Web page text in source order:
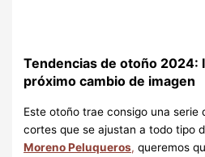
Tendencias de otoño 2024:
próximo cambio de imagen
Este otoño trae consigo una serie
cortes que se ajustan a todo tipo
Moreno Peluqueros, queremos